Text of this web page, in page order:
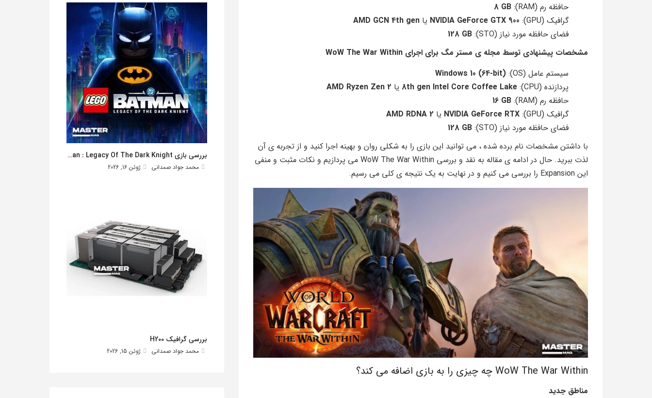
حافظه رم (RAM):
8 GB
گرافیک (GPU):
NVIDIA GeForce GTX 900 یا AMD GCN 4th gen
فضای حافظه مورد نیاز (STO):
128 GB
مشخصات پیشنهادی توسط مجله ی مستر مگ برای اجرای WoW The War Within
سیستم عامل (OS):
(Windows 10 (64-bit
پردازنده (CPU):
8th gen Intel Core Coffee Lake یا AMD Ryzen Zen 2
حافظه رم (RAM):
16 GB
گرافیک (GPU):
NVIDIA GeForce RTX یا AMD RDNA 2
فضای حافظه مورد نیاز (STO):
128 GB
با داشتن مشخصات نام برده شده ، می توانید این بازی را به شکلی روان و بهینه اجرا کنید و از تجربه ی آن
لذت ببرید. حال در ادامه ی مقاله به نقد و بررسی WoW The War Within می پردازیم و نکات مثبت و منفی
این Expansion را بررسی می کنیم و در نهایت به یک نتیجه ی کلی می رسیم.
WoW The War Within چه چیزی را به بازی اضافه می کند؟
مناطق جدید
بررسی بازی Lego Batman : Legacy Of The Dark Knight
محمد جواد صمدانی ژوئن 16, 2026
بررسی گرافیک H200
محمد جواد صمدانی ژوئن 15, 2026